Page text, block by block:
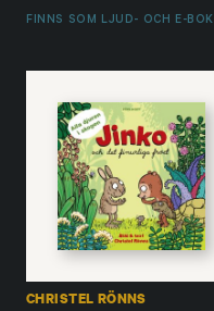
FINNS SOM LJUD- OCH E-BOK
CHRISTEL RÖNNS